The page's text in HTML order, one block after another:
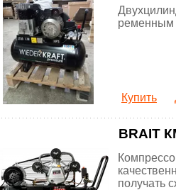
ременным
Купить
BRAIT
получать